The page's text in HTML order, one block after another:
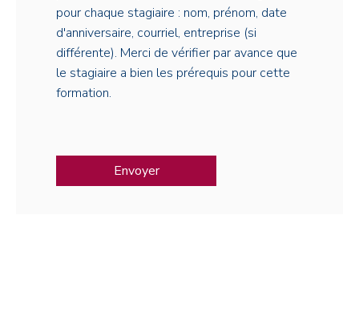
pour chaque stagiaire : nom, prénom, date
d'anniversaire, courriel, entreprise (si
différente). Merci de vérifier par avance que
le stagiaire a bien les prérequis pour cette
formation.